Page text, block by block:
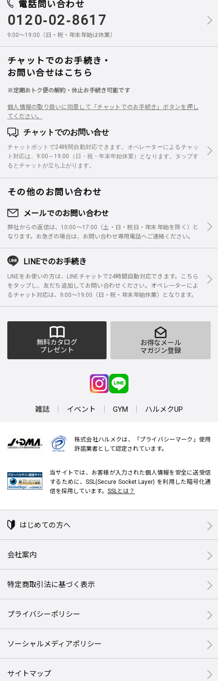
電話問い合わせ
0120-02-8617
9:00～19:00（日・祝・年末年始は休業）
チャットでのお手続き・
お問い合せはこちら
※定期おトク便の解約・休止お手続き可能です
個人情報の取り扱いに同意して「チャットでのお手続き」ボタンを押し
てください。
チャットでのお問い合せ
チャットボットで24時間自動対応できます。オペレーターによるチャッ
ト対応は、9:00～19:00（日・祝・年末年始休業）となります。タップす
るとチャットが立ち上がります。
その他のお問い合わせ
メールでのお問い合わせ
弊社からの返信は、10:00～17:00（土・日・祝日・年末年始を除く）と
なります。お急ぎの場合は、お問い合わせ専用電話へご連絡ください。
LINEでのお手続き
LINEをお使いの方は、LINEチャットで24時間自動対応できます。こちら
をタップし、友だち追加してお問い合わせください。オペレーターによ
るチャット対応は、9:00～19:00（日・祝・年末年始休業）となります。
無料カタログ
プレゼント
お得なメール
マガジン登録
雑誌 イベント GYM ハルメクUP
株式会社ハルメクは、「プライバシーマーク」使用
許諾業者として認定されています。
当サイトでは、お客様が入力された個人情報を安全に送受信
するために、SSL(Secure Socket Layer) を利用した暗号化通
信を採用しています。 SSLとは？
はじめての方へ
会社案内
特定商取引法に基づく表示
プライバシーポリシー
ソーシャルメディアポリシー
サイトマップ